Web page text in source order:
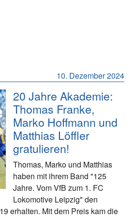
10. Dezember 2024
20 Jahre Akademie:
Thomas Franke,
Marko Hoffmann und
Matthias Löffler
gratulieren!
Thomas, Marko und Matthias
haben mit ihrem Band "125
Jahre. Vom VfB zum 1. FC
Lokomotive Leipzig" den
erhalten. Mit dem Preis kam die